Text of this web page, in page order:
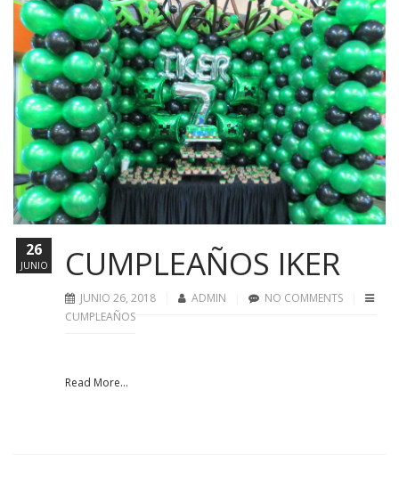
CUMPLEAÑOS IKER
JUNIO 26, 2018 ADMIN
NO COMMENTS
CUMPLEAÑOS
Read More...
26
JUNIO